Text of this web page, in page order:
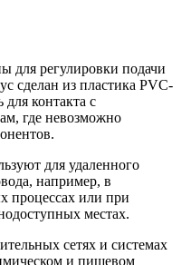
для регулировки подачи
сделан из пластика PVC-
контакта с
где невозможно
для удаленного
например, в
процессах или при
местах.
сетях и системах
и пищевом